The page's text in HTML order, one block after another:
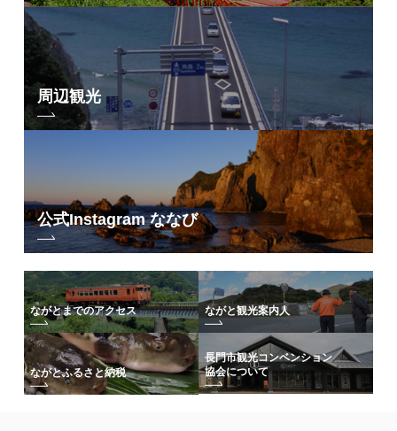
周辺観光
公式Instagram ななび
ながとまでのアクセス ながと観光案内人
ながとふるさと納税
長門市観光コンベンション
協会について